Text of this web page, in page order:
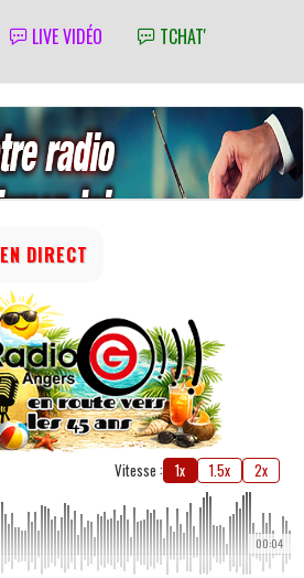
LIVE VIDÉO TCHAT'
EN DIRECT
Vitesse : 1x 1.5x 2x
00:04